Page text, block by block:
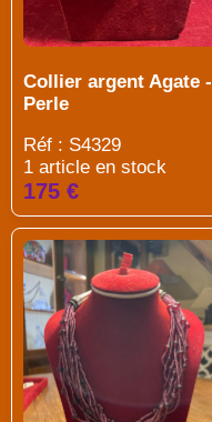
Collier argent Agate -
Perle
Réf : S4329
1 article en stock
175 €